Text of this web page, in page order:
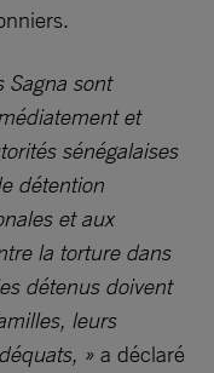
Sagna sont
et
sénégalaises
détention
et aux
la torture dans
détenus doivent
leurs
» a déclaré